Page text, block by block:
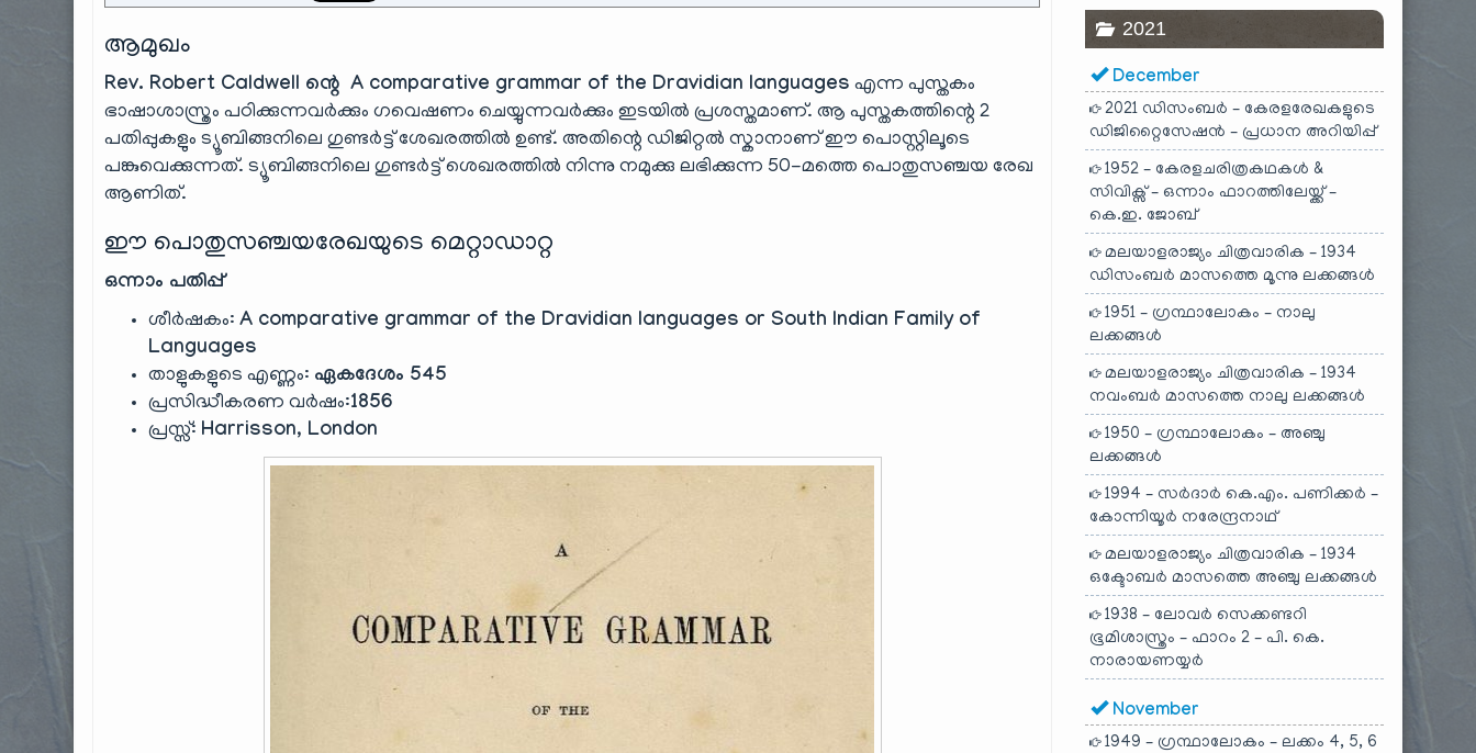
ആമുഖം
Rev. Robert Caldwell ന്റെ A comparative grammar of the Dravidian languages എന്ന പുസ്തകം
ഭാഷാശാസ്ത്രം പഠിക്കുന്നവർക്കും ഗവെഷണം ചെയ്യുന്നവർക്കും ഇടയിൽ പ്രശസ്തമാണ്. ആ പുസ്തകത്തിന്റെ 2
പതിപ്പുകളും ട്യൂബിങ്ങനിലെ ഗുണ്ടർട്ട് ശേഖരത്തിൽ ഉണ്ട്. അതിന്റെ ഡിജിറ്റൽ സ്കാനാണ് ഈ പൊസ്റ്റിലൂടെ
പങ്കുവെക്കുന്നത്. ട്യൂബിങ്ങനിലെ ഗുണ്ടർട്ട് ശെഖരത്തിൽ നിന്നു നമുക്കു ലഭിക്കുന്ന 50-മത്തെ പൊതുസഞ്ചയ രേഖ
ആണിത്.
ഈ പൊതുസഞ്ചയരേഖയുടെ മെറ്റാഡാറ്റ
ഒന്നാം പതിപ്പ്
ശീർഷകം:A comparative grammar of the Dravidian languages or South Indian Family of
Languages
താളുകളുടെ എണ്ണം: ഏകദേശം 545
പ്രസിദ്ധീകരണ വർഷം:1856
പ്രസ്സ്: Harrisson, London
2021
December
2021 ഡിസംബർ – കേരളരേഖകളുടെ
ഡിജിറ്റൈസേഷൻ – പ്രധാന അറിയിപ്പ്
1952 – കേരളചരിത്രകഥകൾ &
സിവിക്സ് – ഒന്നാം ഫാറത്തിലേയ്ക്ക് –
കെ.ഇ. ജോബ്
മലയാളരാജ്യം ചിത്രവാരിക – 1934
ഡിസംബർ മാസത്തെ മൂന്നു ലക്കങ്ങൾ
1951 – ഗ്രന്ഥാലോകം – നാലു
ലക്കങ്ങൾ
മലയാളരാജ്യം ചിത്രവാരിക – 1934
നവംബർ മാസത്തെ നാലു ലക്കങ്ങൾ
1950 – ഗ്രന്ഥാലോകം – അഞ്ചു
ലക്കങ്ങൾ
1994 – സർദാർ കെ.എം. പണിക്കർ –
കോന്നിയൂർ നരേന്ദ്രനാഥ്
മലയാളരാജ്യം ചിത്രവാരിക – 1934
ഒക്ടോബർ മാസത്തെ അഞ്ചു ലക്കങ്ങൾ
1938 – ലോവർ സെക്കണ്ടറി
ഭൂമിശാസ്ത്രം – ഫാറം 2 – പി. കെ.
നാരായണയ്യർ
November
1949 – ഗ്രന്ഥാലോകം – ലക്കം 4, 5, 6